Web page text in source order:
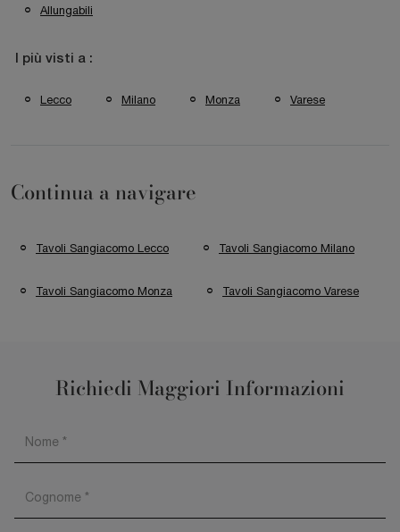
Allungabili
I più visti a :
Lecco Milano Monza Varese
Continua a navigare
Tavoli Sangiacomo Lecco Tavoli Sangiacomo Milano
Tavoli Sangiacomo Monza Tavoli Sangiacomo Varese
Richiedi Maggiori Informazioni